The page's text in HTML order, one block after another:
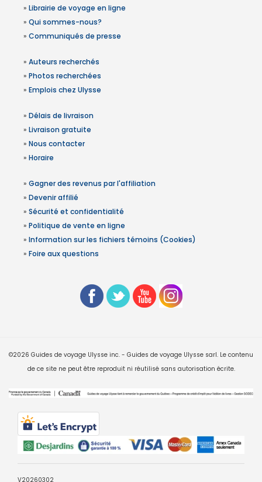
» Librairie de voyage en ligne
» Qui sommes-nous?
» Communiqués de presse
» Auteurs recherchés
» Photos recherchées
» Emplois chez Ulysse
» Délais de livraison
» Livraison gratuite
» Nous contacter
» Horaire
» Gagner des revenus par l'affiliation
» Devenir affilié
» Sécurité et confidentialité
» Politique de vente en ligne
» Information sur les fichiers témoins (Cookies)
» Foire aux questions
©2026 Guides de voyage Ulysse inc. - Guides de voyage Ulysse sarl. Le contenu
de ce site ne peut être reproduit ni réutilisé sans autorisation écrite.
V20260302